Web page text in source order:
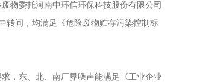
物委托河南中环信环保科技股份有限公司
转间，均满足《危险废物贮存污染控制标
，东、北、南厂界噪声能满足《工业企业